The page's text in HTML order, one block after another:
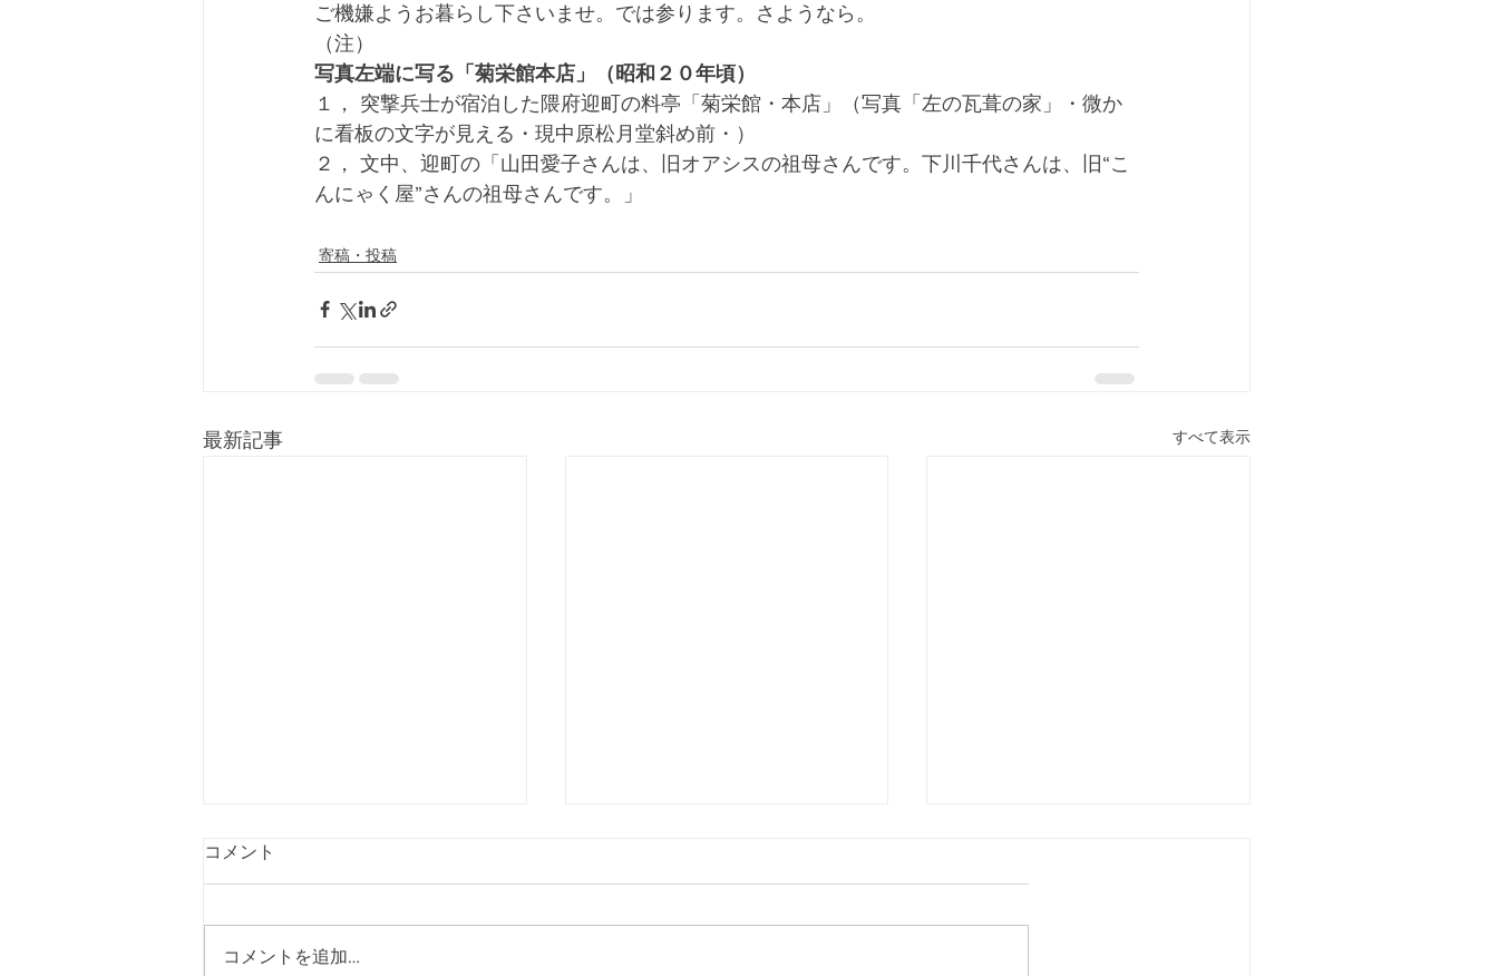
ご機嫌ようお暮らし下さいませ。では参ります。さようなら。
（注）
写真左端に写る「菊栄館本店」（昭和２０年頃）
１， 突撃兵士が宿泊した隈府迎町の料亭「菊栄館・本店」（写真「左の瓦葺の家」・微か
に看板の文字が見える・現中原松月堂斜め前・）
２， 文中、迎町の「山田愛子さんは、旧オアシスの祖母さんです。下川千代さんは、旧“こ
んにゃく屋”さんの祖母さんです。」
寄稿・投稿
最新記事 すべて表示
コメント
コメントを追加…